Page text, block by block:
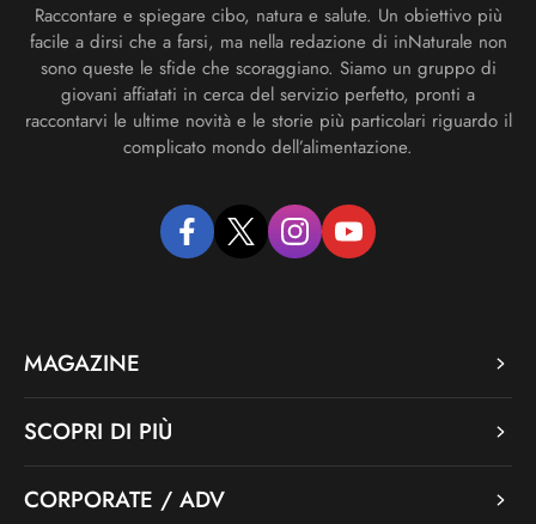
Raccontare e spiegare cibo, natura e salute. Un obiettivo più
facile a dirsi che a farsi, ma nella redazione di inNaturale non
sono queste le sfide che scoraggiano. Siamo un gruppo di
giovani affiatati in cerca del servizio perfetto, pronti a
raccontarvi le ultime novità e le storie più particolari riguardo il
complicato mondo dell’alimentazione.
facebooktwitter instagramyoutube
MAGAZINE
SCOPRI DI PIÙ
CORPORATE / ADV